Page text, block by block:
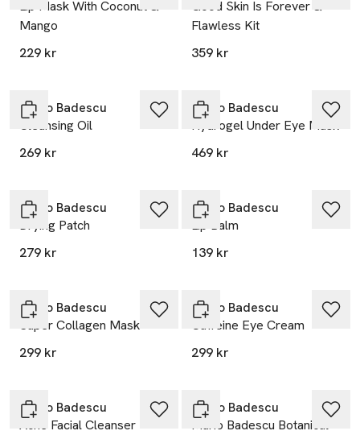
Lip Mask With Coconut &
Mango
229 kr
Good Skin Is Forever &
Flawless Kit
359 kr
Mario Badescu
Cleansing Oil
269 kr
Mario Badescu
Hydrogel Under Eye Mask
469 kr
Mario Badescu
Drying Patch
279 kr
Mario Badescu
Lip Balm
139 kr
Mario Badescu
Super Collagen Mask
299 kr
Mario Badescu
Caffeine Eye Cream
299 kr
Mario Badescu
Acne Facial Cleanser
Mario Badescu
Mario Badescu Botanical